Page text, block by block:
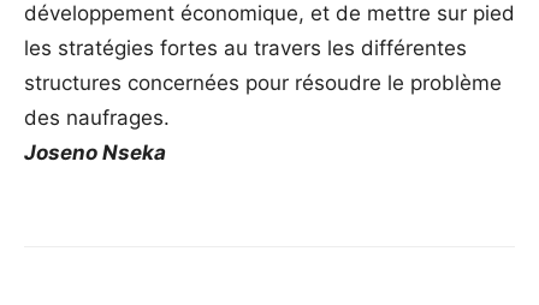
développement économique, et de mettre sur pied
les stratégies fortes au travers les différentes
structures concernées pour résoudre le problème
des naufrages.
Joseno Nseka